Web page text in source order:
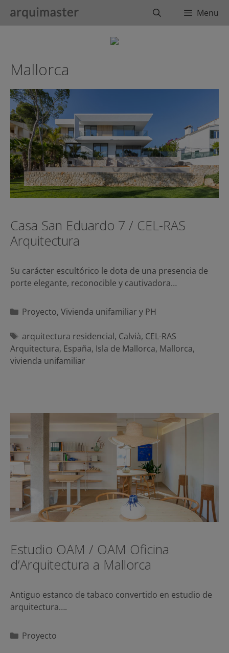
BuscarMenu
Mallorca
Casa San Eduardo 7 / CEL-RAS
Arquitectura
Su carácter escultórico le dota de una presencia de
porte elegante, reconocible y cautivadora…
Categorías
Proyecto, Vivienda unifamiliar y PH
Etiquetas
arquitectura residencial, Calvià, CEL-RAS
Arquitectura, España, Isla de Mallorca, Mallorca,
vivienda unifamiliar
Estudio OAM / OAM Oficina
d’Arquitectura a Mallorca
Antiguo estanco de tabaco convertido en estudio de
arquitectura….
Categorías
Proyecto